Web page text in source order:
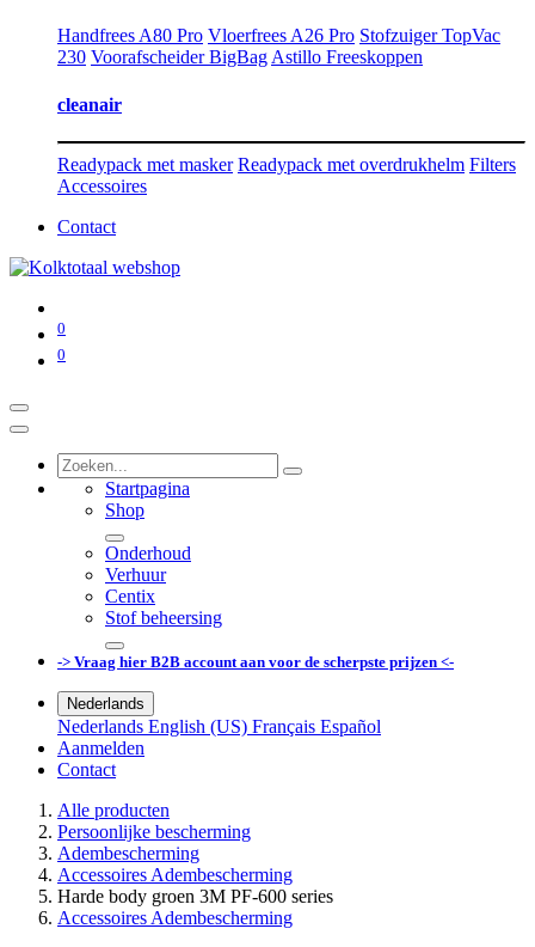
Handfrees A80 Pro Vloerfrees A26 Pro Stofzuiger TopVac
230 Voorafscheider BigBag Astillo Freeskoppen
cleanair
Readypack met masker Readypack met overdrukhelm Filters
Accessoires
Contact
0
0
Startpagina
Shop
Onderhoud
Verhuur
Centix
Stof beheersing
-> Vraag hier B2B account aan voor de scherpste prijzen <-
Nederlands
Nederlands English (US) Français Español
Aanmelden
Contact
Alle producten
Persoonlijke bescherming
Adembescherming
Accessoires Adembescherming
Harde body groen 3M PF-600 series
Accessoires Adembescherming